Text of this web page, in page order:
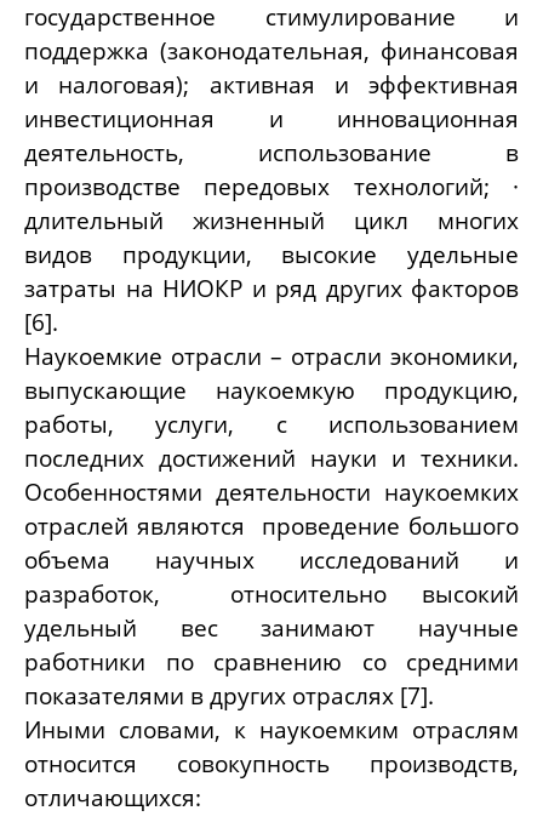
государственное стимулирование и
поддержка (законодательная, финансовая
и налоговая); активная и эффективная
инвестиционная и инновационная
деятельность, использование в
производстве передовых технологий; ·
длительный жизненный цикл многих
видов продукции, высокие удельные
затраты на НИОКР и ряд других факторов
[6].
Наукоемкие отрасли – отрасли экономики,
выпускающие наукоемкую продукцию,
работы, услуги, с использованием
последних достижений науки и техники.
Особенностями деятельности наукоемких
отраслей являются проведение большого
объема научных исследований и
разработок, относительно высокий
удельный вес занимают научные
работники по сравнению со средними
показателями в других отраслях [7].
Иными словами, к наукоемким отраслям
относится совокупность производств,
отличающихся: